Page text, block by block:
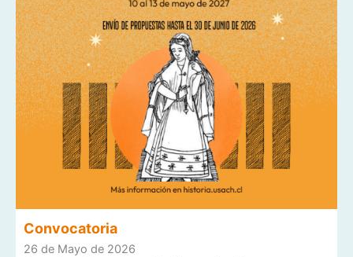
Convocatoria
26 de Mayo de 2026